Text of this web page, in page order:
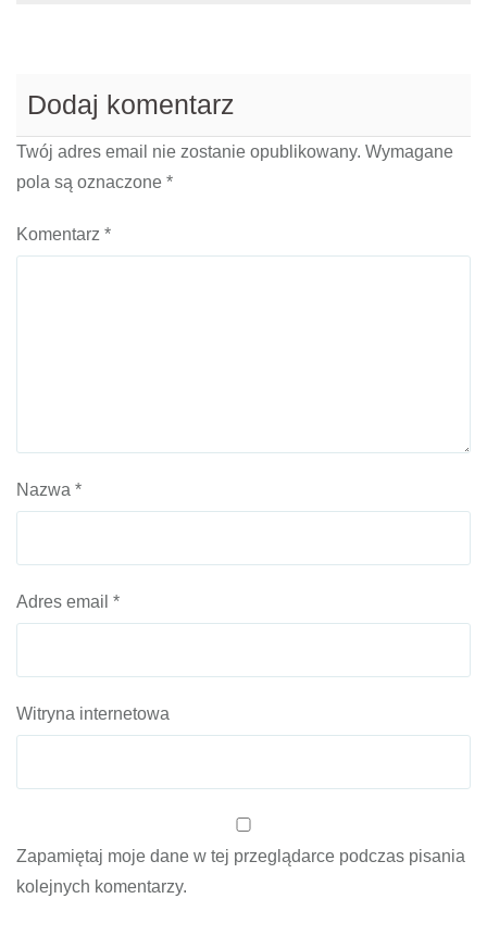
Dodaj komentarz
Twój adres email nie zostanie opublikowany. Wymagane
pola są oznaczone *
Komentarz *
Nazwa *
Adres email *
Witryna internetowa
Zapamiętaj moje dane w tej przeglądarce podczas pisania
kolejnych komentarzy.